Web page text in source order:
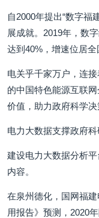
自2000年提出“数字福
展成就。2019年，数
达到40%，增速位居全
电关乎千家万户，连
的中国特色能源互联
价值，助力政府科学决
电力大数据支撑政府
建设电力大数据分析
内容。
在泉州德化，国网福
用报告》预测，2020